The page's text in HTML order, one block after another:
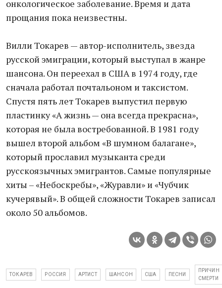
онкологическое заболевание. Время и дата
прощания пока неизвестны.
Вилли Токарев — автор-исполнитель, звезда
русской эмиграции, который выступал в жанре
шансона. Он переехал в США в 1974 году, где
сначала работал почтальоном и таксистом.
Спустя пять лет Токарев выпустил первую
пластинку «А жизнь — она всегда прекрасна»,
которая не была востребованной. В 1981 году
вышел второй альбом «В шумном балагане»,
который прославил музыканта среди
русскоязычных эмигрантов. Самые популярные
хиты – «Небоскребы», «Журавли» и «Чубчик
кучерявый». В общей сложности Токарев записал
около 50 альбомов.
ТОКАРЕВ РОССИЯ АРТИСТ ШАНСОН США ПЕСНИ
ПРИЧИН
СМЕРТИ